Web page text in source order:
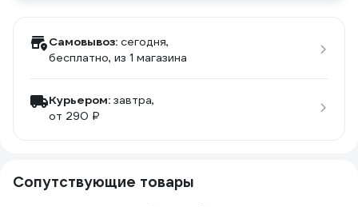
Самовывоз: сегодня,
бесплатно, из 1 магазина
Курьером: завтра,
от 290 ₽
Сопутствующие товары